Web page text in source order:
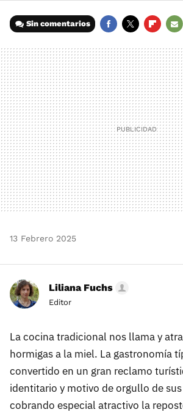
Sin comentarios
13 Febrero 2025
Liliana Fuchs
Editor
La cocina tradicional nos llama y
hormigas a la miel. La gastronomía
convertido en un gran reclamo
identitario y motivo de orgullo de
cobrando especial atractivo la